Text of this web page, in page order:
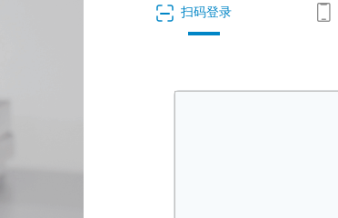
扫码登录